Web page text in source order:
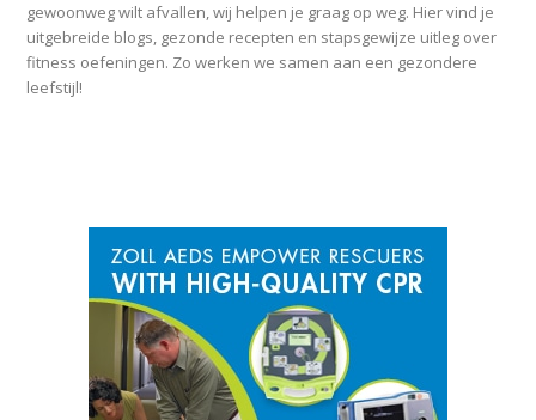
gewoonweg wilt afvallen, wij helpen je graag op weg. Hier vind je
uitgebreide blogs, gezonde recepten en stapsgewijze uitleg over
fitness oefeningen. Zo werken we samen aan een gezondere
leefstijl!